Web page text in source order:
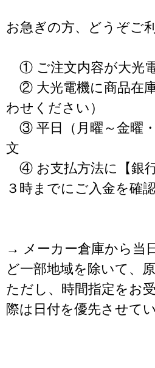
お急ぎの方、どうぞご
① ご注文内容が大光
② 大光電機に商品在
わせください）
③ 平日（月曜～金曜
文
④ お支払方法に【銀
３時までにご入金を確
→ メーカー倉庫から当
ど一部地域を除いて、
ただし、時間指定をお
際は日付を優先させて